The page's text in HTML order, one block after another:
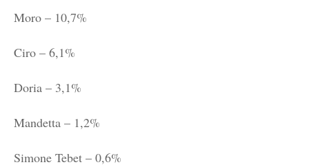
Moro – 10,7%
Ciro – 6,1%
Doria – 3,1%
Mandetta – 1,2%
Simone Tebet – 0,6%